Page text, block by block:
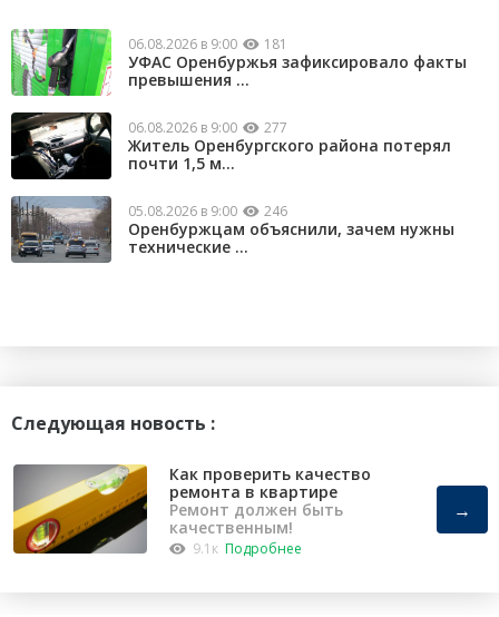
06.08.2026 в 9:00 181
УФАС Оренбуржья зафиксировало факты
превышения ...
06.08.2026 в 9:00 277
Житель Оренбургского района потерял
почти 1,5 м...
05.08.2026 в 9:00 246
Оренбуржцам объяснили, зачем нужны
технические ...
Следующая новость :
Как проверить качество
ремонта в квартире
Ремонт должен быть
качественным!
9.1к Подробнее
→